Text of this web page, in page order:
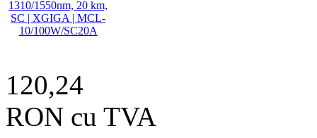
120,24
RON cu TVA